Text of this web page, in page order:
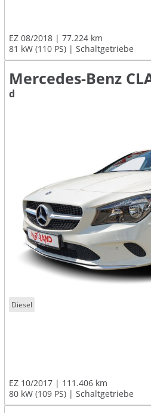
EZ 08/2018
77.224 km
81 kW (110 PS)
Schaltgetriebe
d
Diesel
EZ 10/2017
111.406 km
80 kW (109 PS)
Schaltgetriebe